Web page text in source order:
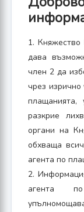
1. Княжество
дава
член 2 да
чрез
разкрие
органи на
обхваща
агента по
2.
агента